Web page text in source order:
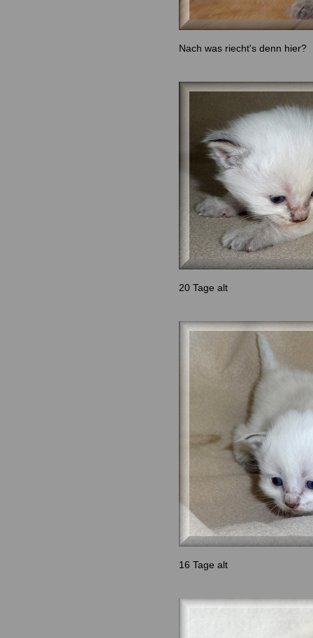
Nach was riecht's denn hier?
20 Tage alt
16 Tage alt